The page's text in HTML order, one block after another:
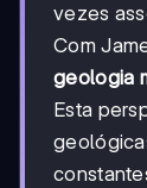
vezes
Com
geologia
Esta